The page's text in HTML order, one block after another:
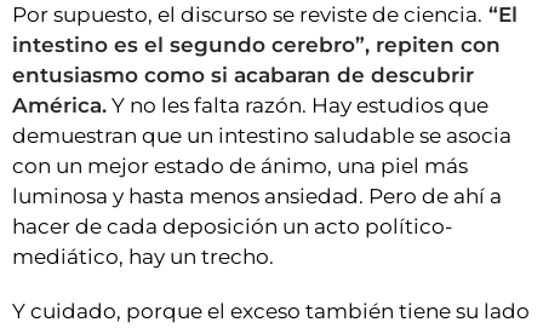
Por supuesto, el discurso se reviste de ciencia. “El
intestino es el segundo cerebro”, repiten con
entusiasmo como si acabaran de descubrir
América. Y no les falta razón. Hay estudios que
demuestran que un intestino saludable se asocia
con un mejor estado de ánimo, una piel más
luminosa y hasta menos ansiedad. Pero de ahí a
hacer de cada deposición un acto político-
mediático, hay un trecho.
Y cuidado, porque el exceso también tiene su lado